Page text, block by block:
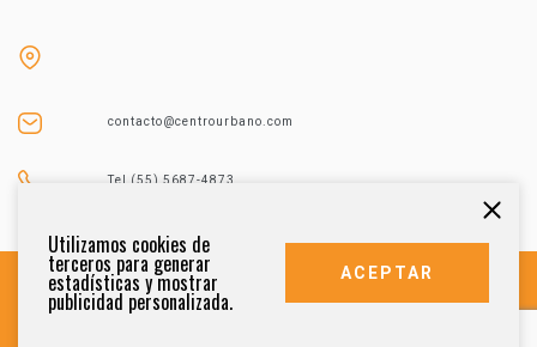
contacto@centrourbano.com
Tel (55) 5687-4873
Utilizamos cookies de
terceros para generar
estadísticas y mostrar
publicidad personalizada.
ACEPTAR